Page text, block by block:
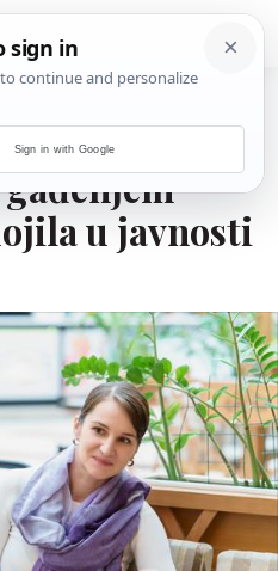
mame
u javnosti
Sign in with Google